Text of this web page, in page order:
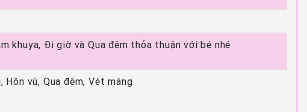
khuya, Đi giờ và Qua đêm thỏa thuận với bé nhé
Hôn vú, Qua đêm, Vét máng